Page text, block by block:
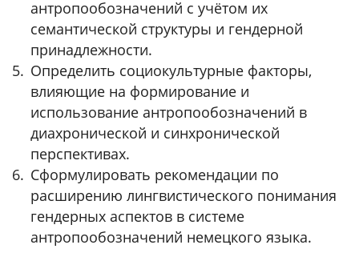
антропообозначений с учётом их
семантической структуры и гендерной
принадлежности.
Определить социокультурные факторы,
влияющие на формирование и
использование антропообозначений в
диахронической и синхронической
перспективах.
Сформулировать рекомендации по
расширению лингвистического понимания
гендерных аспектов в системе
антропообозначений немецкого языка.